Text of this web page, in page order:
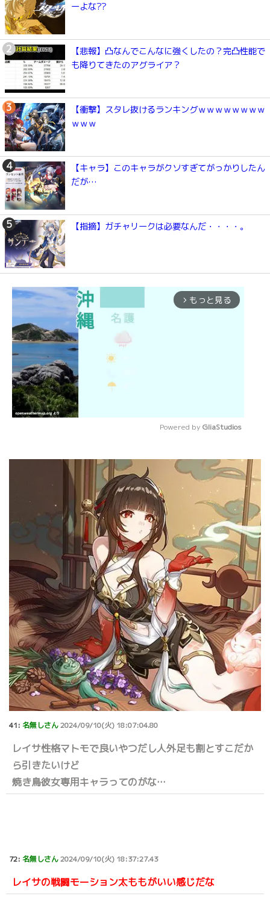
ーよな??
【悲報】凸なんでこんなに強くしたの？完凸性能で
も降りてきたのアグライア？
【衝撃】スタレ抜けるランキングｗｗｗｗｗｗｗｗ
ｗｗｗ
【キャラ】このキャラがクソすぎてがっかりしたん
だが…
【指摘】ガチャリークは必要なんだ・・・・。
arrow_forward_ios もっと見る
Powered by GliaStudios
41: 名無しさん2024/09/10(火) 18:07:04.80
レイサ性格マトモで良いやつだし人外足も割とすこだか
ら引きたいけど
焼き鳥彼女専用キャラってのがな…
72: 名無しさん2024/09/10(火) 18:37:27.43
レイサの戦闘モーション太ももがいい感じだな